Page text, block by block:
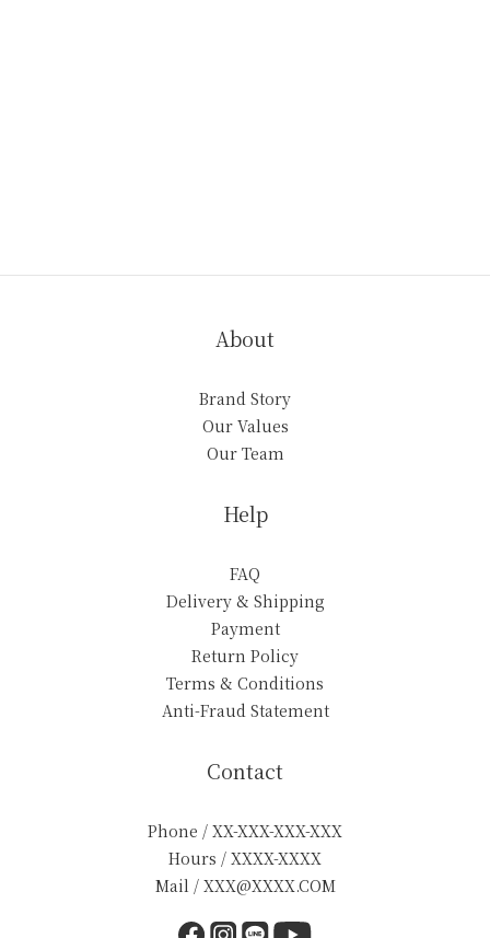
About
Brand Story
Our Values
Our Team
Help
FAQ
Delivery & Shipping
Payment
Return Policy
Terms & Conditions
Anti-Fraud Statement
Contact
Phone / XX-XXX-XXX-XXX
Hours / XXXX-XXXX
Mail / XXX@XXXX.COM